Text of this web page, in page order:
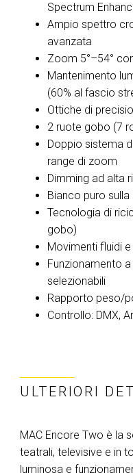
Spectrum
Ampio spettro
avanzata
Zoom 5°–54°
Mantenimento
(60% al fascio
Ottiche di
2 ruote gobo (7
Doppio sistema
range di zoom
Dimming ad alta
Bianco puro
Tecnologia di
gobo)
Movimenti fluidi
Funzionamento
selezionabili
Rapporto peso/
Controllo: DMX,
ULTERIORI
MAC Encore Two è la
teatrali, televisive e in
luminosa e